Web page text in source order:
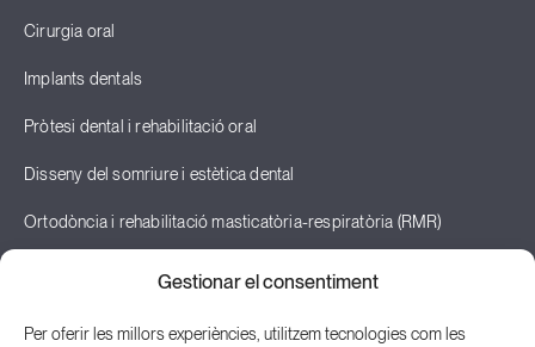
Gestionar el consentiment
Per oferir les millors experiències, utilitzem tecnologies com les
Cirurgia oral
Implants dentals
Pròtesi dental i rehabilitació oral
Disseny del somriure i estètica dental
Ortodòncia i rehabilitació masticatòria-respiratòria (RMR)